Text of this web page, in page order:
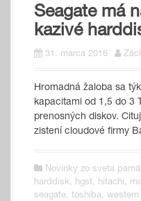
Seagate má
kazivé
31. marca 2016
Hromadná žaloba sa
kapacitami od 1,5 do 3
prenosných diskov.
zistení cloudové firmy
Novinky zo sveta
harddisk, hgst, hitachi,
seagate, toshiba, western